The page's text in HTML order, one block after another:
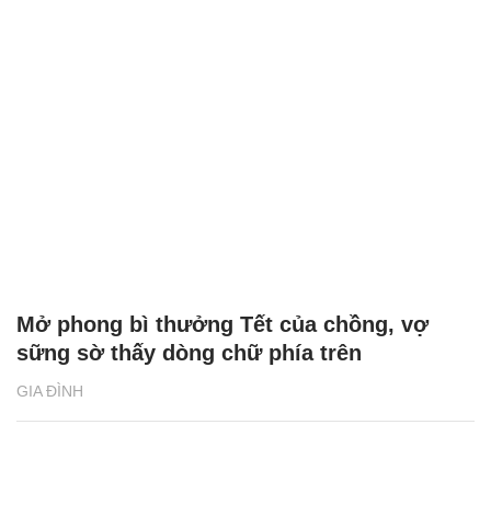
GIA ĐÌNH
Mở phong bì thưởng Tết của chồng, vợ
sững sờ thấy dòng chữ phía trên